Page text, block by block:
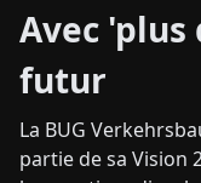
Avec
futur
La BUG
partie de sa Vision